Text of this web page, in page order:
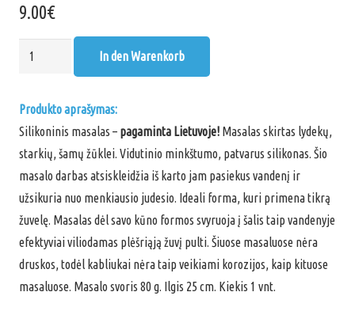
9.00€
Silikoninis
Lures
FLEXI
TAIL
25cm
80g
#BW06
Menge
In den Warenkorb
Produkto aprašymas:
Silikoninis masalas – pagaminta Lietuvoje! Masalas skirtas lydekų,
starkių, šamų žūklei. Vidutinio minkštumo, patvarus silikonas. Šio
masalo darbas atsiskleidžia iš karto jam pasiekus vandenį ir
užsikuria nuo menkiausio judesio. Ideali forma, kuri primena tikrą
žuvelę. Masalas dėl savo kūno formos svyruoja į šalis taip vandenyje
efektyviai viliodamas plėšriąją žuvį pulti. Šiuose masaluose nėra
druskos, todėl kabliukai nėra taip veikiami korozijos, kaip kituose
masaluose. Masalo svoris 80 g. Ilgis 25 cm. Kiekis 1 vnt.